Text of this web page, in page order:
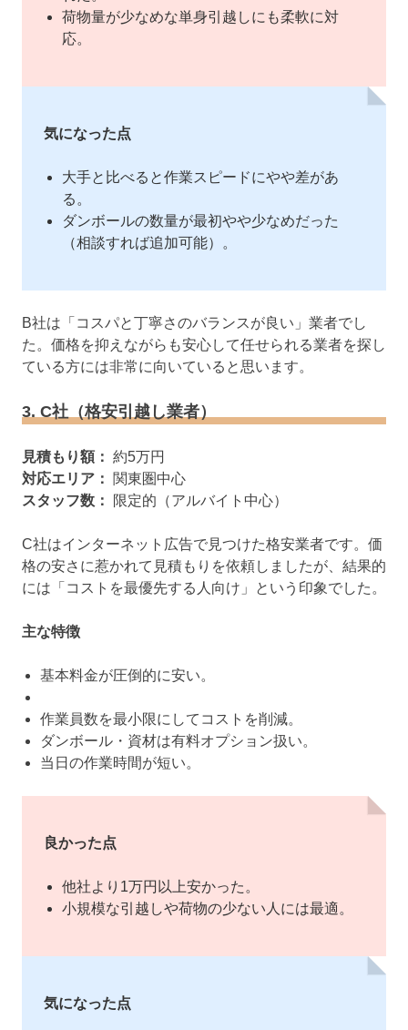
荷物量が少なめな単身引越しにも柔軟に対
応。
気になった点
大手と比べると作業スピードにやや差があ
る。
ダンボールの数量が最初やや少なめだった
（相談すれば追加可能）。
B社は「コスパと丁寧さのバランスが良い」業者でし
た。価格を抑えながらも安心して任せられる業者を探し
ている方には非常に向いていると思います。
3. C社（格安引越し業者）
見積もり額： 約5万円
対応エリア：
関東圏中心
スタッフ数：
限定的（アルバイト中心）
C社はインターネット広告で見つけた格安業者です。価
格の安さに惹かれて見積もりを依頼しましたが、結果的
には「コストを最優先する人向け」という印象でした。
主な特徴
基本料金が圧倒的に安い。
作業員数を最小限にしてコストを削減。
ダンボール・資材は有料オプション扱い。
当日の作業時間が短い。
良かった点
他社より1万円以上安かった。
小規模な引越しや荷物の少ない人には最適。
気になった点